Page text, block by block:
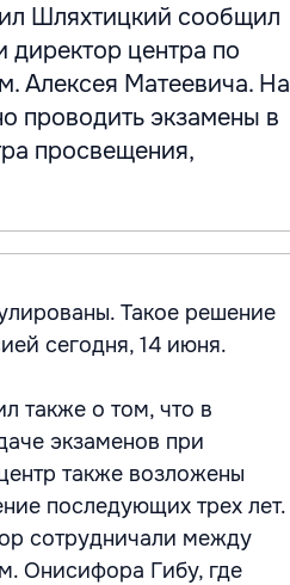
Шляхтицкий сообщил
директор центра по
Алексея Матеевича. На
проводить экзамены в
просвещения,
Такое решение
сегодня, 14 июня.
также о том, что в
экзаменов при
также возложены
последующих трех лет.
сотрудничали между
Онисифора Гибу, где